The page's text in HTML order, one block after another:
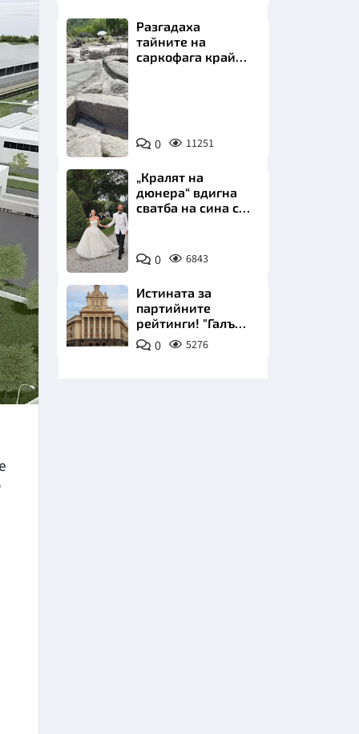
Снимка:
Bulgaria
ON
AIR
Разгадаха
тайните на
саркофага край
0 11251
Снимка:
Инстаграм
„Кралят на
дюнера“ вдигна
сватба на сина си
Комо
0 6843
Истината за
партийните
рейтинги! "Галъп"
разби митовете
0 5276